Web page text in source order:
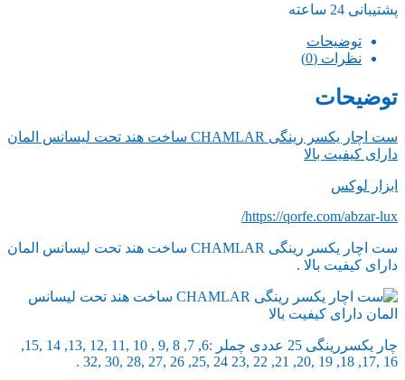
پشتیبانی 24 ساعته
توضیحات
نظرات (0)
توضیحات
ست اچار یکسر رینگی CHAMLAR ساخت هند تحت لیسانس المان
دارای کيفيت بالا
ابزار لوکس
https://qorfe.com/abzar-lux/
ست اچار یکسر رینگی CHAMLAR ساخت هند تحت لیسانس المان
دارای کيفيت بالا .
چار یکسررینگی 25 عددی چملر :6, 7, 8 ,9 , 10 ,11 ,12 ,13, 14 ,15,
16 ,17, 18, 19 ,20, 21, 22 ,23 24 ,25, 26 ,27 ,28 ,30 ,32 .